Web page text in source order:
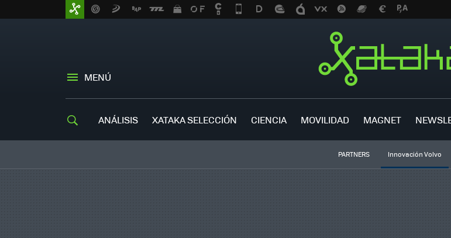
MENÚ
ANÁLISIS XATAKA SELECCIÓN CIENCIA MOVILIDAD MAGNET
PARTNERS Innovación Volvo